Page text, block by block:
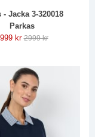
- Jacka 3-320018
Parkas
kr 2999 kr